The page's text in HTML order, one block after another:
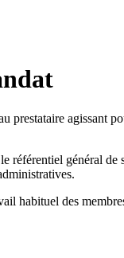
prestataire agissant
référentiel général
habituel des